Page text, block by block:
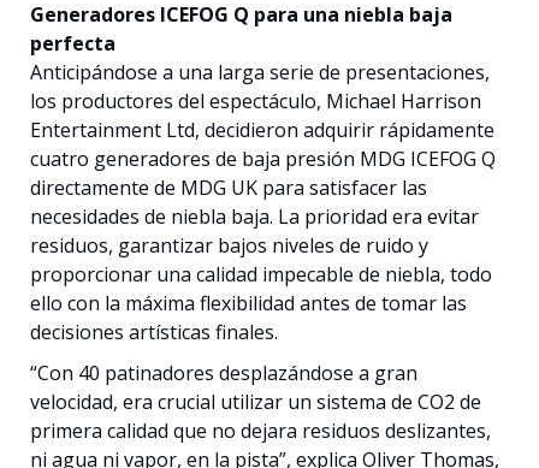
Generadores ICEFOG Q para una niebla baja
perfecta
Anticipándose a una larga serie de presentaciones,
los productores del espectáculo, Michael Harrison
Entertainment Ltd, decidieron adquirir rápidamente
cuatro generadores de baja presión MDG ICEFOG Q
directamente de MDG UK para satisfacer las
necesidades de niebla baja. La prioridad era evitar
residuos, garantizar bajos niveles de ruido y
proporcionar una calidad impecable de niebla, todo
ello con la máxima flexibilidad antes de tomar las
decisiones artísticas finales.
“Con 40 patinadores desplazándose a gran
velocidad, era crucial utilizar un sistema de CO2 de
primera calidad que no dejara residuos deslizantes,
ni agua ni vapor, en la pista”, explica Oliver Thomas,